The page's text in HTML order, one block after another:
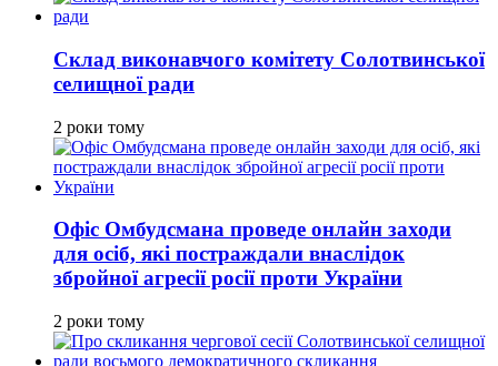
Склад виконавчого комітету Солотвинської
селищної ради
2 роки тому
Офіс Омбудсмана проведе онлайн заходи
для осіб, які постраждали внаслідок
збройної агресії росії проти України
2 роки тому